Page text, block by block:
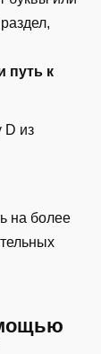
путь к
D из
на более